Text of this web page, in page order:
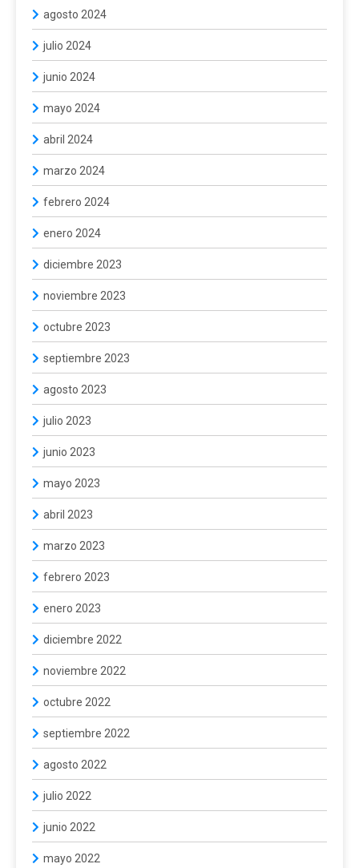
agosto 2024
julio 2024
junio 2024
mayo 2024
abril 2024
marzo 2024
febrero 2024
enero 2024
diciembre 2023
noviembre 2023
octubre 2023
septiembre 2023
agosto 2023
julio 2023
junio 2023
mayo 2023
abril 2023
marzo 2023
febrero 2023
enero 2023
diciembre 2022
noviembre 2022
octubre 2022
septiembre 2022
agosto 2022
julio 2022
junio 2022
mayo 2022